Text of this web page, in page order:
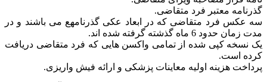
گذرنامه معتبر فرد متقاضی.
سه عکس فرد متقاضی که در ابعاد عکی گذرنامهع می باشند و در
مدت زمان حدود 6 ماه گذشته گرفته شده اند.
یک نسخه کپی شده از تمامی واکسن هایی که فرد متقاضی دریافت
کرده است.
پرداخت هزینه اولیه معاینات پزشکی و ارائه فیش واریزی.